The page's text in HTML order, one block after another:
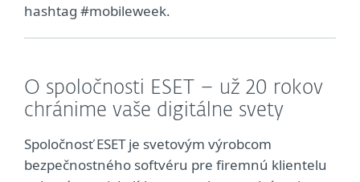
hashtag #mobileweek.
O spoločnosti ESET – už 20 rokov
chránime vaše digitálne svety
Spoločnosť ESET je svetovým výrobcom
bezpečnostného softvéru pre firemnú klientelu